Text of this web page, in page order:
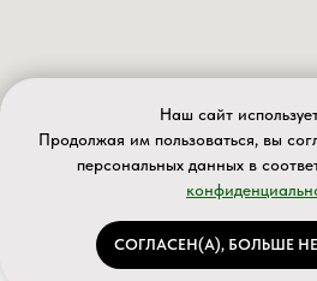
Услуги
Наш сайт
Продолжая им пользоваться, вы
персональных данных в
СОГЛАСЕН(А), БОЛЬШЕ
ИП Валеев
ИНН 027610563063 ОГРНИП